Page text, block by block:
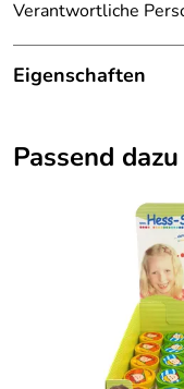
Verantwortliche
Eigenschaften
Hersteller:
Tiefe Artikel:
Passend dazu